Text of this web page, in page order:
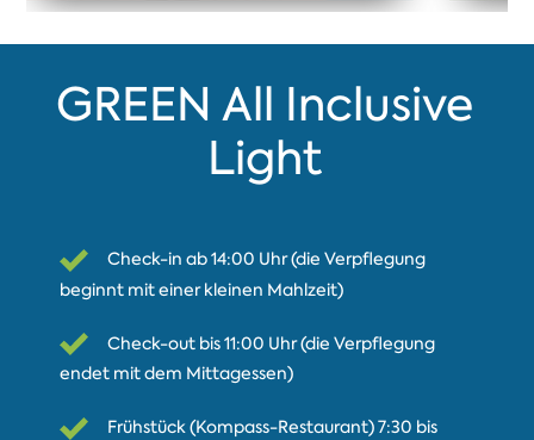
GREEN All Inclusive
Light
Check-in ab 14:00 Uhr (die Verpflegung
beginnt mit einer kleinen Mahlzeit)
Check-out bis 11:00 Uhr (die Verpflegung
endet mit dem Mittagessen)
Frühstück (Kompass-Restaurant) 7:30 bis